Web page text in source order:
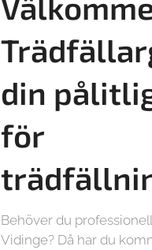
din
för
Behöver du
Vidinge? Då har du